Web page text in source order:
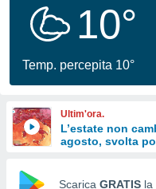
per
di
Web
le
10°
Temp. percepita 10°
Ultim'ora.
L’estate non
agosto, svolta
Scarica GRATIS la